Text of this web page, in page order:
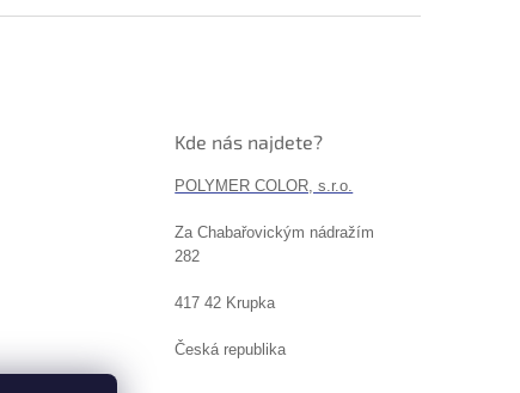
Kde nás najdete?
POLYMER COLOR, s.r.o.
Za Chabařovickým nádražím
282
417 42 Krupka
Česká republika